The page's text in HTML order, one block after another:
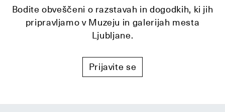
Bodite obveščeni o razstavah in dogodkih, ki jih
pripravljamo v Muzeju in galerijah mesta
Ljubljane.
Prijavite se